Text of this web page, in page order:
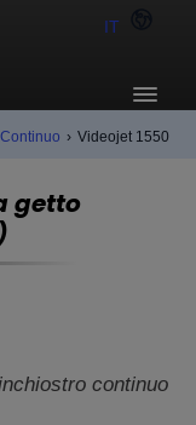
IT
› Videojet 1550
getto
continuo